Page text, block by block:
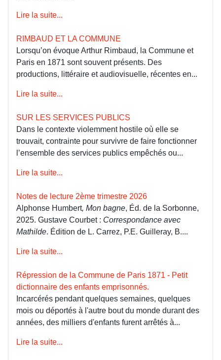
Lire la suite...
RIMBAUD ET LA COMMUNE
Lorsqu’on évoque Arthur Rimbaud, la Commune et
Paris en 1871 sont souvent présents. Des
productions, littéraire et audiovisuelle, récentes en...
Lire la suite...
SUR LES SERVICES PUBLICS
Dans le contexte violemment hostile où elle se
trouvait, contrainte pour survivre de faire fonctionner
l’ensemble des services publics empêchés ou...
Lire la suite...
Notes de lecture 2ème trimestre 2026
Alphonse Humbert, Mon bagne, Éd. de la Sorbonne,
2025. Gustave Courbet : Correspondance avec
Mathilde. Édition de L. Carrez, P.E. Guilleray, B....
Lire la suite...
Répression de la Commune de Paris 1871 - Petit
dictionnaire des enfants emprisonnés.
Incarcérés pendant quelques semaines, quelques
mois ou déportés à l'autre bout du monde durant des
années, des milliers d'enfants furent arrêtés à...
Lire la suite...